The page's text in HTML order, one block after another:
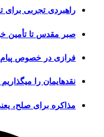
راهبردی تجربی برای
صبر مقدس تا تأمین
فرازی در خصوص پیام
نقدهایمان را
مذاکره برای صلح،